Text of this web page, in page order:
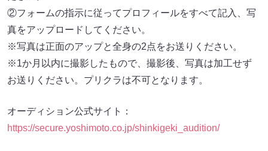
②フォームの指示に従ってプロフィールをすべて記入、写
真をアップロードしてください。
※写真は正面のアップと全身の2点をお送りください。
※1か月以内に撮影したもので、撮影後、写真は加工せず
お送りください。プリクラは不可となります。
オーディション公式サイト：
https://secure.yoshimoto.co.jp/shinkigeki_audition/